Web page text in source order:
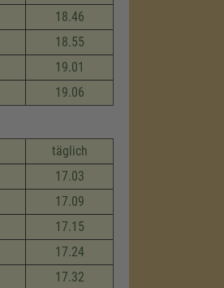
18.46
18.55
19.01
19.06
täglich
17.03
17.09
17.15
17.24
17.32